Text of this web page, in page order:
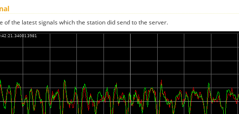
of the latest signals which the station did send to the server.